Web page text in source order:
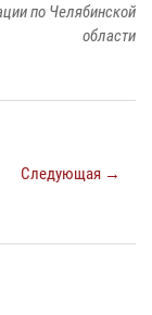
по Челябинской
области
Следующая →